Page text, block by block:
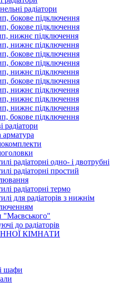
радіатори
бокове підключення
бокове підключення
нижнє підключення
нижнє підключення
бокове підключення
бокове підключення
нижнє підключення
бокове підключення
нижнє підключення
нижнє підключення
нижнє підключення
бокове підключення
радіатори
арматура
радіаторні одно- і двотрубні
радіаторні простий
радіаторні термо
для радіаторів з нижнім
"Маєвського"
до радіаторів
КІМНАТИ
шафи